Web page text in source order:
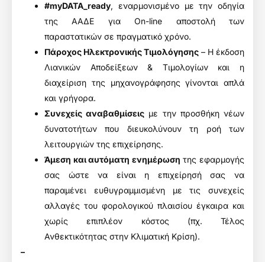
#myDATA_ready, εναρμονισμένο με την οδηγία
της ΑΑΔΕ για On-line αποστολή των
παραστατικών σε πραγματικό χρόνο.
Πάροχος Ηλεκτρονικής Τιμολόγησης – Η έκδοση
Λιανικών Αποδείξεων & Τιμολογίων και η
διαχείριση της μηχανογράφησης γίνονται απλά
και γρήγορα.
Συνεχείς αναβαθμίσεις με την προσθήκη νέων
δυνατοτήτων που διευκολύνουν τη ροή των
λειτουργιών της επιχείρησης.
Άμεση και αυτόματη ενημέρωση της εφαρμογής
σας ώστε να είναι η επιχείρησή σας να
παραμένει ευθυγραμμισμένη με τις συνεχείς
αλλαγές του φορολογικού πλαισίου έγκαιρα και
χωρίς επιπλέον κόστος (πχ. Τέλος
Ανθεκτικότητας στην Κλιματική Κρίση).
–